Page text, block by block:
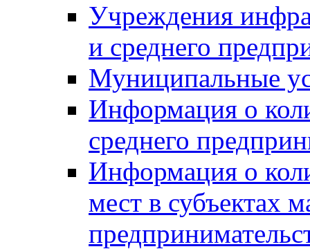
Учреждения
и среднего
Муниципальные
Информация о
среднего
Информация о
мест в субъектах